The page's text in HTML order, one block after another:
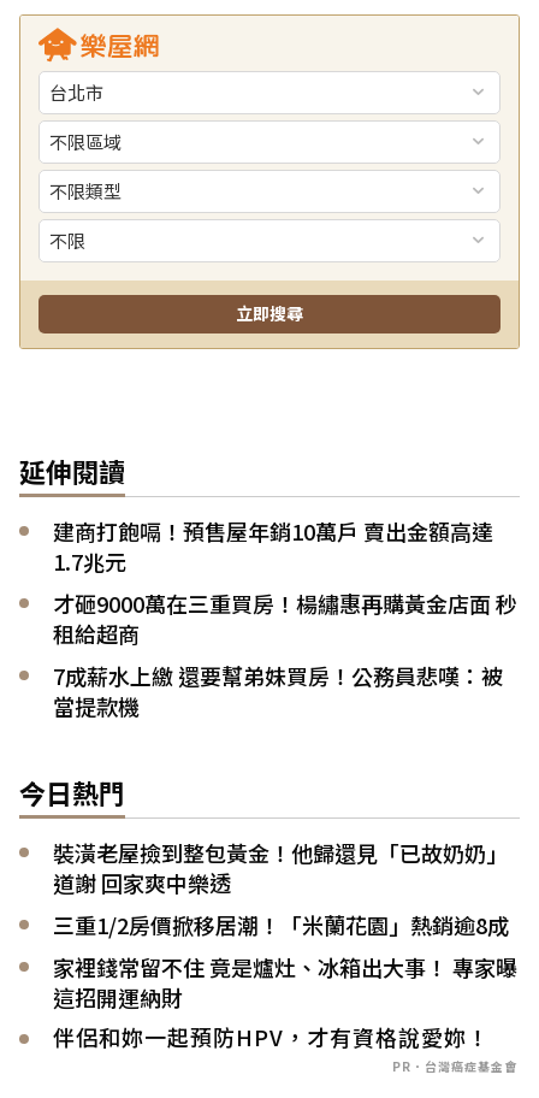
延伸閱讀
建商打飽嗝！預售屋年銷10萬戶 賣出金額高達
1.7兆元
才砸9000萬在三重買房！楊繡惠再購黃金店面 秒
租給超商
7成薪水上繳 還要幫弟妹買房！公務員悲嘆：被
當提款機
今日熱門
裝潢老屋撿到整包黃金！他歸還見「已故奶奶」
道謝 回家爽中樂透
三重1/2房價掀移居潮！「米蘭花園」熱銷逾8成
家裡錢常留不住 竟是爐灶、冰箱出大事！ 專家曝
這招開運納財
伴侶和妳一起預防HPV，才有資格說愛妳！
PR．台灣癌症基金會